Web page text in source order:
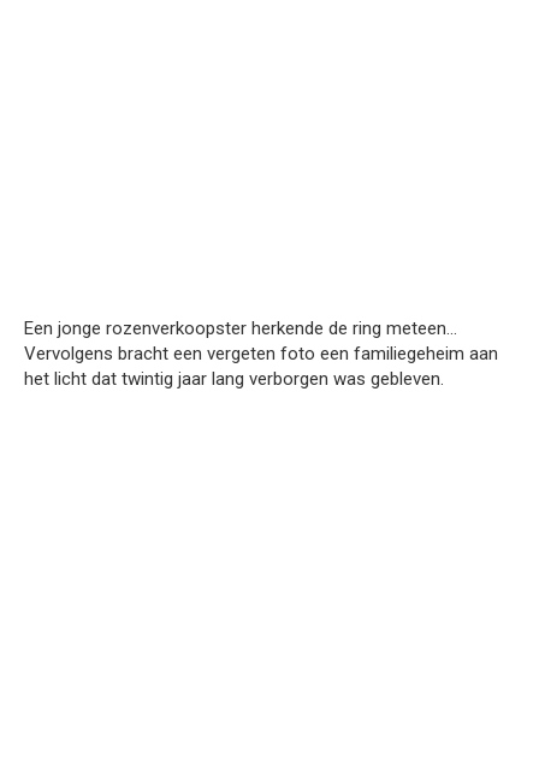
Een jonge rozenverkoopster herkende de ring meteen…
Vervolgens bracht een vergeten foto een familiegeheim aan
het licht dat twintig jaar lang verborgen was gebleven.